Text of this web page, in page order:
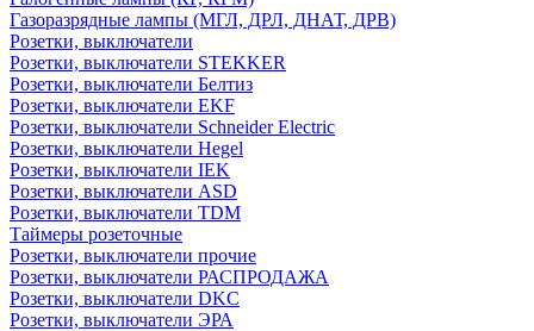
Газоразрядные лампы (МГЛ, ДРЛ, ДНАТ, ДРВ)
Розетки, выключатели
Розетки, выключатели STEKKER
Розетки, выключатели Белтиз
Розетки, выключатели EKF
Розетки, выключатели Schneider Electric
Розетки, выключатели Hegel
Розетки, выключатели IEK
Розетки, выключатели ASD
Розетки, выключатели TDM
Таймеры розеточные
Розетки, выключатели прочие
Розетки, выключатели РАСПРОДАЖА
Розетки, выключатели DKC
Розетки, выключатели ЭРА